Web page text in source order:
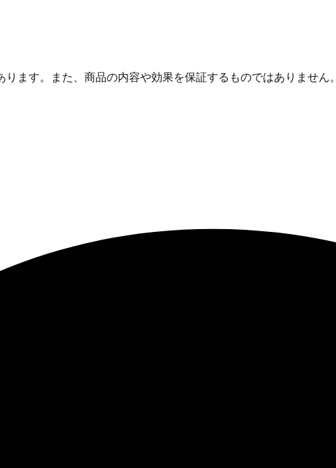
ます。また、商品の内容や効果を保証するものではありません。